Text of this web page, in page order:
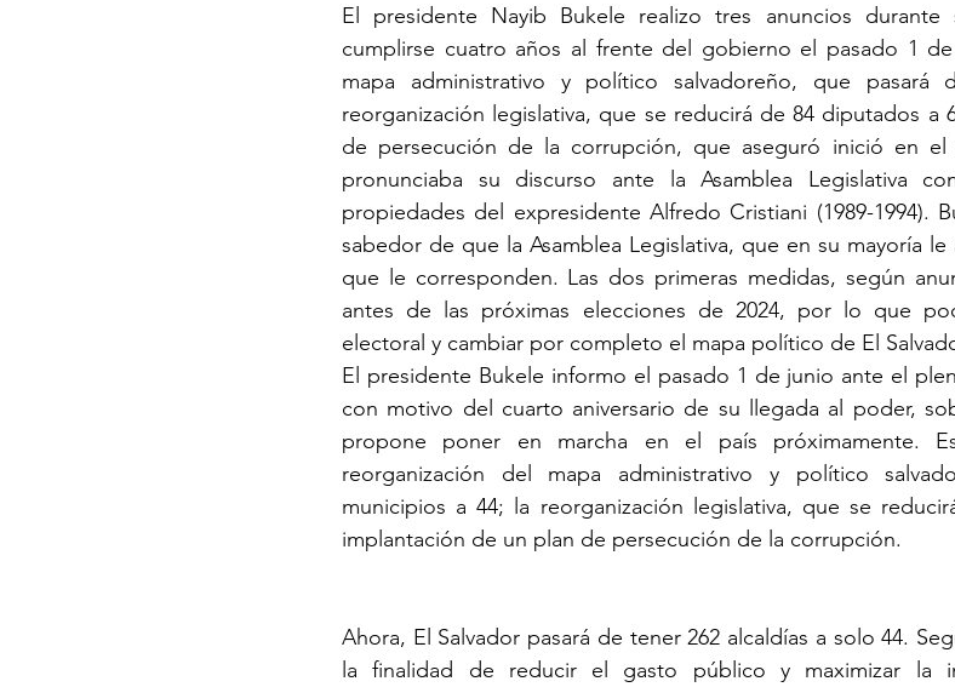
El presidente Nayib Bukele realizo tres anuncios
cumplirse cuatro años al frente del gobierno el pasado 1 de
mapa administrativo y político salvadoreño, que
reorganización legislativa, que se reducirá de 84 diputados a
de persecución de la corrupción, que aseguró inició en
pronunciaba su discurso ante la Asamblea Legislativa
propiedades del expresidente Alfredo Cristiani (1989-1994).
sabedor de que la Asamblea Legislativa, que en su mayoría
que le corresponden. Las dos primeras medidas, según
antes de las próximas elecciones de 2024, por lo que
electoral y cambiar por completo el mapa político de El
El presidente Bukele informo el pasado 1 de junio ante el
con motivo del cuarto aniversario de su llegada al poder,
propone poner en marcha en el país próximamente.
reorganización del mapa administrativo y político
municipios a 44; la reorganización legislativa, que se
implantación de un plan de persecución de la corrupción.
Ahora, El Salvador pasará de tener 262 alcaldías a solo 44.
la finalidad de reducir el gasto público y maximizar la